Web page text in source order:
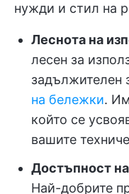
нужди и стил на
Леснота на
лесен за
задължителен
на бележки.
който се
вашите
Достъпност
Най-добрите